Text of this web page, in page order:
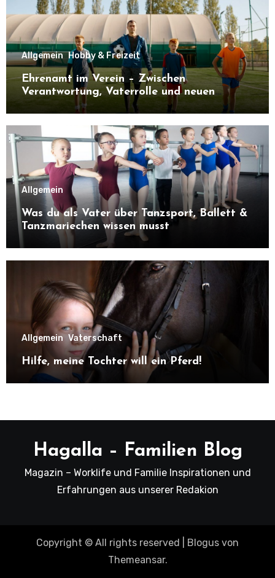
Allgemein Hobby & Freizeit
Ehrenamt im Verein – Zwischen
Verantwortung, Vaterrolle und neuen
Kontakten
Allgemein
Was du als Vater über Tanzsport, Ballett &
Tanzmariechen wissen musst
Allgemein Vaterschaft
Hilfe, meine Tochter will ein Pferd!
Hagalla – Familien Blog
Magazin – Worklife und Familie Inspirationen und
Erfahrungen aus unserer Redakion
Copyright © All rights reserved Blogus von
Themeansar.